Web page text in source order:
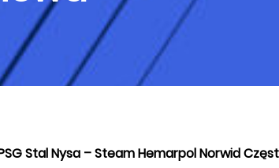
Stal Nysa – Steam Hemarpol Norwid